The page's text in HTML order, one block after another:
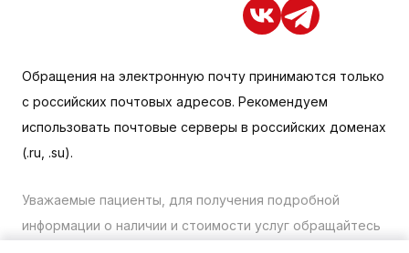
Обращения на электронную почту принимаются только
с российских почтовых адресов. Рекомендуем
использовать почтовые серверы в российских доменах
(.ru, .su).
Уважаемые пациенты, для получения подробной
информации о наличии и стоимости услуг обращайтесь